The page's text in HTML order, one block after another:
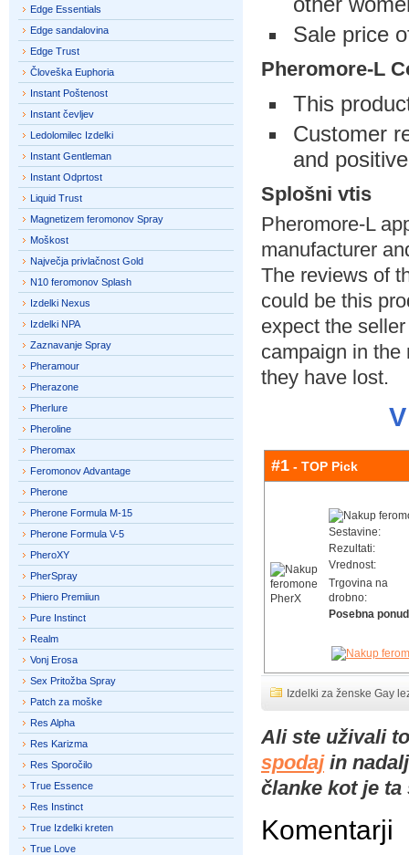
Sale price
Pheromore-L
This
Customer
and positive
Splošni vtis
Pheromore-L
manufacturer
The reviews of
could be this
expect the
campaign in the
they have lost.
#1 - TOP Pick
Sestavine:
Rezultati:
Vrednost:
Trgovina na
drobno:
Posebna
Izdelki za ženske Gay
Ali ste uživali
spodajin
članke kot je
Komentarji
Edge Essentials
Edge sandalovina
Edge Trust
Človeška Euphoria
Instant Poštenost
Instant čevljev
Ledolomilec Izdelki
Instant Gentleman
Instant Odprtost
Liquid Trust
Magnetizem feromonov Spray
Moškost
Največja privlačnost Gold
N10 feromonov Splash
Izdelki Nexus
Izdelki NPA
Zaznavanje Spray
Pheramour
Pherazone
Pherlure
Pheroline
Pheromax
Feromonov Advantage
Pherone
Pherone Formula M-15
Pherone Formula V-5
PheroXY
PherSpray
Phiero Premiiun
Pure Instinct
Realm
Vonj Erosa
Sex Pritožba Spray
Patch za moške
Res Alpha
Res Karizma
Res Sporočilo
True Essence
Res Instinct
True Izdelki kreten
True Love